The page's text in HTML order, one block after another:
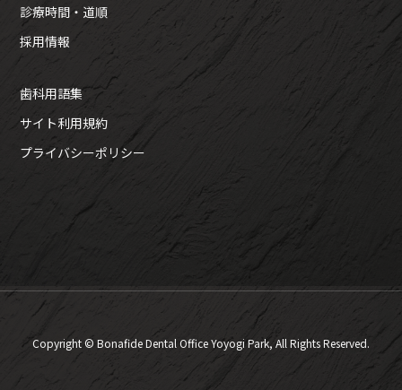
診療時間・道順
採用情報
歯科用語集
サイト利用規約
プライバシーポリシー
Copyright © Bonafide Dental Office Yoyogi Park, All Rights Reserved.